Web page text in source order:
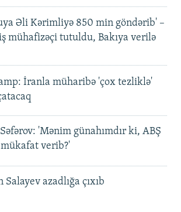
Əli Kərimliyə 850 min göndərib' –
mühafizəçi tutuldu, Bakıya verilə
İranla müharibə 'çox tezliklə'
'Mənim günahımdır ki, ABŞ
verib?'
Salayev azadlığa çıxıb